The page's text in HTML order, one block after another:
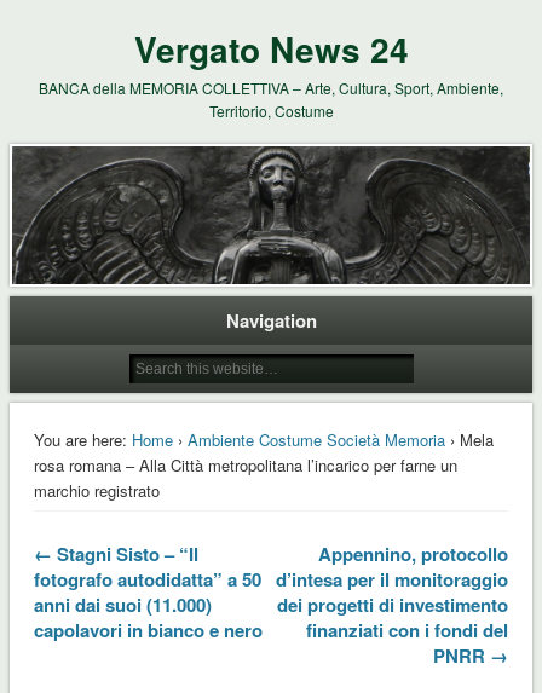
Vergato News 24
BANCA della MEMORIA COLLETTIVA – Arte, Cultura, Sport, Ambiente,
Territorio, Costume
Navigation
You are here: Home› Ambiente Costume Società Memoria› Mela
rosa romana – Alla Città metropolitana l’incarico per farne un
marchio registrato
← Stagni Sisto – “Il
fotografo autodidatta” a 50
anni dai suoi (11.000)
capolavori in bianco e nero
Appennino, protocollo
d’intesa per il monitoraggio
dei progetti di investimento
finanziati con i fondi del
PNRR →